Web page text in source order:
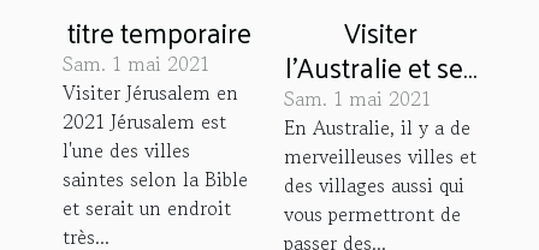
titre temporaire
Sam. 1 mai 2021
Visiter Jérusalem en
2021 Jérusalem est
l'une des villes
saintes selon la Bible
et serait un endroit
très...
Visiter
l'Australie et ses
merveilleuses
villes
Sam. 1 mai 2021
En Australie, il y a de
merveilleuses villes et
des villages aussi qui
vous permettront de
passer des...